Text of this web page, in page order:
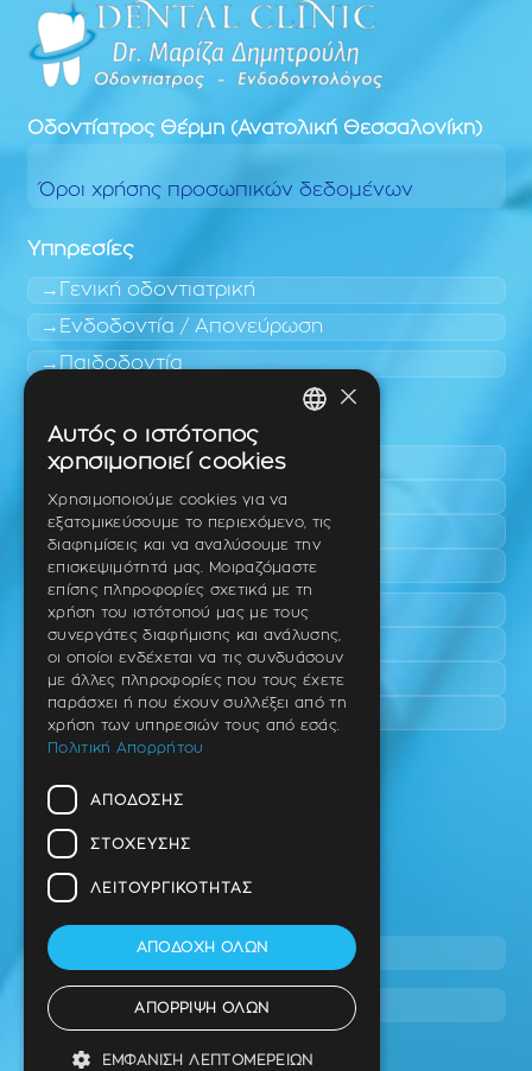
Οδοντίατρος Θέρμη (Ανατολική Θεσσαλονίκη)
Όροι χρήσης προσωπικών δεδομένων
Υπηρεσίες
Γενική οδοντιατρική
Ενδοδοντία / Απονεύρωση
Παιδοδοντία
Περιοχές εύκολης πρόσβασης
Πυλαία
Τριάδι
Νέο Ρύσιο
Επανομή
Περαία
Καλαμαριά
Πανόραμα
Χαριλάου
Ταβάκη – Θ. Λίτσα 10 (γωνία),
Θέρμη – Θεσσαλονίκη
T.K 57001
2310 46 10 44
info@dimitrouli.gr
×
Αυτός ο ιστότοπος
χρησιμοποιεί cookies
Χρησιμοποιούμε cookies για να
εξατομικεύσουμε το περιεχόμενο, τις
διαφημίσεις και να αναλύσουμε την
επισκεψιμότητά μας. Μοιραζόμαστε
επίσης πληροφορίες σχετικά με τη
χρήση του ιστότοπού μας με τους
συνεργάτες διαφήμισης και ανάλυσης,
οι οποίοι ενδέχεται να τις συνδυάσουν
με άλλες πληροφορίες που τους έχετε
παράσχει ή που έχουν συλλέξει από τη
χρήση των υπηρεσιών τους από εσάς.
Πολιτική Απορρήτου
ΑΠΌΔΟΣΗΣ
ΣΤΌΧΕΥΣΗΣ
ΛΕΙΤΟΥΡΓΙΚΌΤΗΤΑΣ
ΑΠΟΔΟΧΉ ΌΛΩΝ
ΑΠΌΡΡΙΨΗ ΌΛΩΝ
ΕΜΦΆΝΙΣΗ ΛΕΠΤΟΜΕΡΕΙΏΝ